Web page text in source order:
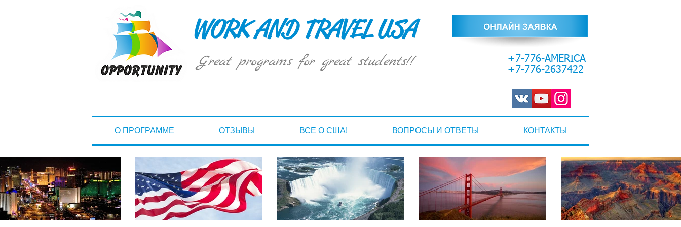
WORK AND TRAVEL USA
Great programs for great students!!
+7-776-AMERICA
+7-776-2637422
ОТПУСТИТЬ|СЕБЯ,
О ПРОГРАММЕ ОТЗЫВЫ ВСЕ О США! ВОПРОСЫ И ОТВЕТЫ КОНТАКТЫ